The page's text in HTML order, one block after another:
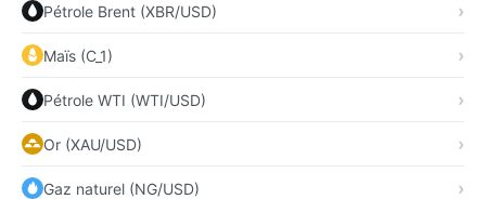
Pétrole Brent (XBR/USD)
Maïs (C_1)
Pétrole WTI (WTI/USD)
Or (XAU/USD)
Gaz naturel (NG/USD)